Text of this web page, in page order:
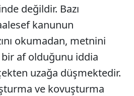
değildir. Bazı
kanunun
okumadan, metnini
af olduğunu iddia
uzağa düşmektedir.
ve kovuşturma